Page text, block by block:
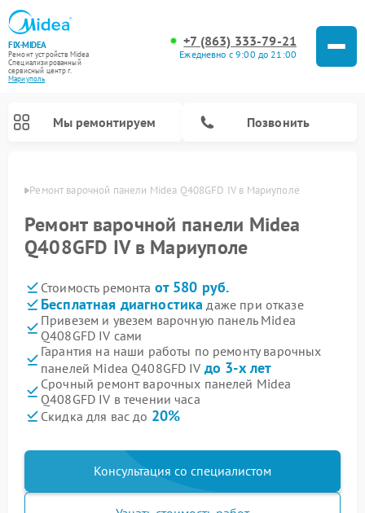
FIX-MIDEA
Ремонт устройств Midea
Специализированный
cервисный центр г.
Мариуполь
+7 (863) 333-79-21
Ежедневно с 9:00 до 21:00
Мы ремонтируем Позвонить
Ремонт варочной панели Midea Q408GFD IV в Мариуполе
Ремонт варочной панели Midea
Q408GFD IV в Мариуполе
Стоимость ремонта от 580 руб.
Бесплатная диагностика даже при отказе
Привезем и увезем варочную панель Midea
Q408GFD IV сами
Гарантия на наши работы по ремонту варочных
панелей Midea Q408GFD IV до 3-х лет
Срочный ремонт варочных панелей Midea
Q408GFD IV в течении часа
Скидка для вас до 20%
Консультация со специалистом